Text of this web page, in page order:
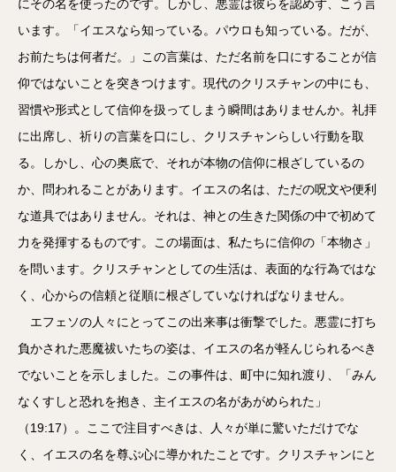
にその名を使ったのです。しかし、悪霊は彼らを認めず、こう言
います。「イエスなら知っている。パウロも知っている。だが、
お前たちは何者だ。」この言葉は、ただ名前を口にすることが信
仰ではないことを突きつけます。現代のクリスチャンの中にも、
習慣や形式として信仰を扱ってしまう瞬間はありませんか。礼拝
に出席し、祈りの言葉を口にし、クリスチャンらしい行動を取
る。しかし、心の奥底で、それが本物の信仰に根ざしているの
か、問われることがあります。イエスの名は、ただの呪文や便利
な道具ではありません。それは、神との生きた関係の中で初めて
力を発揮するものです。この場面は、私たちに信仰の「本物さ」
を問います。クリスチャンとしての生活は、表面的な行為ではな
く、心からの信頼と従順に根ざしていなければなりません。
エフェソの人々にとってこの出来事は衝撃でした。悪霊に打ち
負かされた悪魔祓いたちの姿は、イエスの名が軽んじられるべき
でないことを示しました。この事件は、町中に知れ渡り、「みん
なくすしと恐れを抱き、主イエスの名があがめられた」
（19:17）。ここで注目すべきは、人々が単に驚いただけでな
く、イエスの名を尊ぶ心に導かれたことです。クリスチャンにと